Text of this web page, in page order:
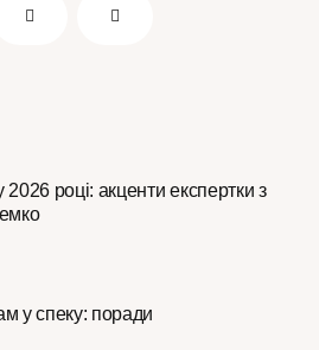
році: акценти експертки з
у спеку: поради